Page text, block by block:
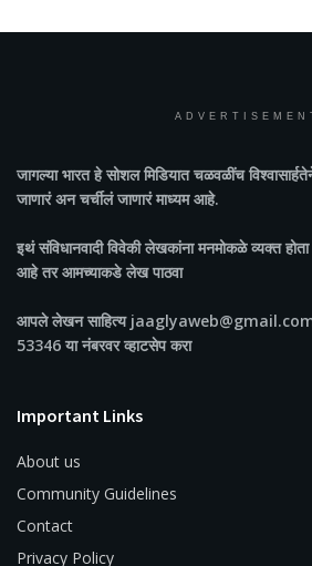
जागल्या भारतहे सोशल मिडियात चळवळींच
जाणारं अन चर्चीलं जाणारं माध्यम आहे.
इथं संविधानवादी विवेकी लेखकांना मनमोकळे व्यक्त
आहे तर आमच्याकडे लेख पाठवा
आपले लेखन साहित्य jaaglyaweb@gmail.com
53346 या नंबरवर व्हाटसेप करा
Important Links
About us
Community Guidelines
Contact
Privacy Policy